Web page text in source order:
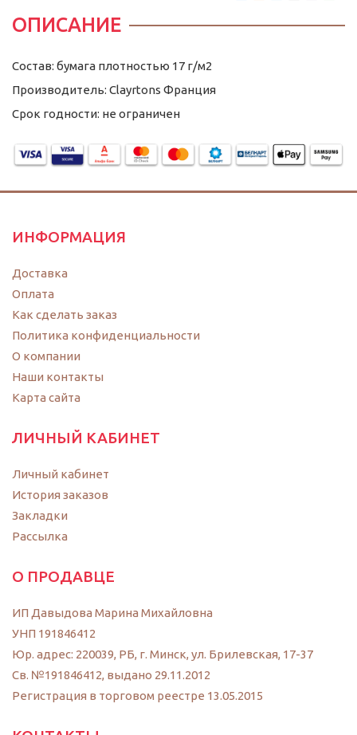
ОПИСАНИЕ
Состав: бумага плотностью 17 г/м2
Производитель: Clayrtons Франция
Срок годности: не ограничен
ИНФОРМАЦИЯ
Доставка
Оплата
Как сделать заказ
Политика конфиденциальности
O компании
Наши контакты
Карта сайта
ЛИЧНЫЙ КАБИНЕТ
Личный кабинет
История заказов
Закладки
Рассылка
О ПРОДАВЦЕ
ИП Давыдова Марина Михайловна
УНП 191846412
Юр. адрес: 220039, РБ, г. Минск, ул. Брилевская, 17-37
Св. №191846412, выдано 29.11.2012
Регистрация в торговом реестре 13.05.2015